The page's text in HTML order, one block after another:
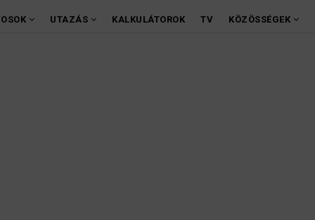
UTAZÁS KALKULÁTOROK TV KÖZÖSSÉGEK